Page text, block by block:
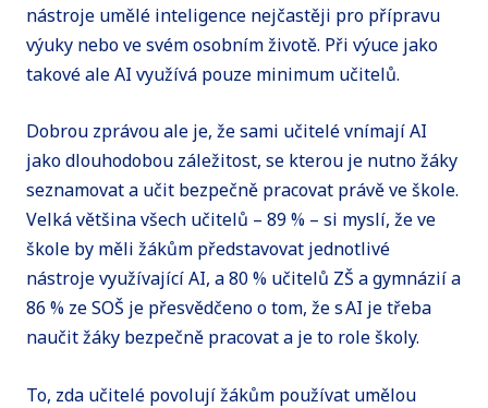
nástroje umělé inteligence nejčastěji pro přípravu
výuky nebo ve svém osobním životě. Při výuce jako
takové ale AI využívá pouze minimum učitelů.
Dobrou zprávou ale je, že sami učitelé vnímají AI
jako dlouhodobou záležitost, se kterou je nutno žáky
seznamovat a učit bezpečně pracovat právě ve škole.
Velká většina všech učitelů – 89 % – si myslí, že ve
škole by měli žákům představovat jednotlivé
nástroje využívající AI, a 80 % učitelů ZŠ a gymnázií a
86 % ze SOŠ je přesvědčeno o tom, že s AI je třeba
naučit žáky bezpečně pracovat a je to role školy.
To, zda učitelé povolují žákům používat umělou